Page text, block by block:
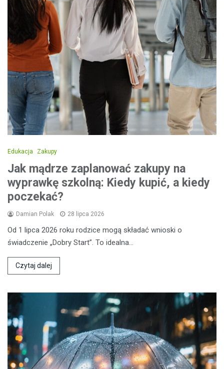
Edukacja Zakupy
Jak mądrze zaplanować zakupy na
wyprawkę szkolną: Kiedy kupić, a kiedy
poczekać?
Damian Polak 28 lipca 2026
Od 1 lipca 2026 roku rodzice mogą składać wnioski o
świadczenie „Dobry Start”. To idealna…
Czytaj dalej